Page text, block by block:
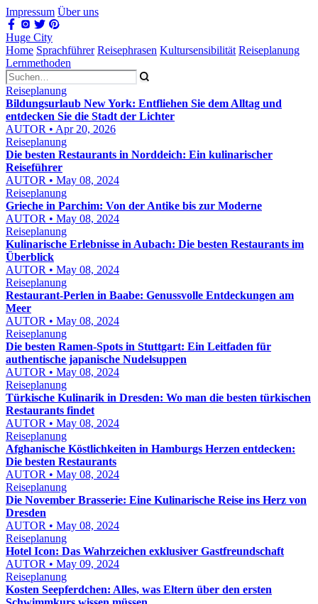
Impressum Über uns
Huge City
Home Sprachführer Reisephrasen Kultursensibilität Reiseplanung
Lernmethoden
Reiseplanung
Bildungsurlaub New York: Entfliehen Sie dem Alltag und
entdecken Sie die Stadt der Lichter
AUTOR • Apr 20, 2026
Reiseplanung
Die besten Restaurants in Norddeich: Ein kulinarischer
Reiseführer
AUTOR • May 08, 2024
Reiseplanung
Grieche in Parchim: Von der Antike bis zur Moderne
AUTOR • May 08, 2024
Reiseplanung
Kulinarische Erlebnisse in Aubach: Die besten Restaurants im
Überblick
AUTOR • May 08, 2024
Reiseplanung
Restaurant-Perlen in Baabe: Genussvolle Entdeckungen am
Meer
AUTOR • May 08, 2024
Reiseplanung
Die besten Ramen-Spots in Stuttgart: Ein Leitfaden für
authentische japanische Nudelsuppen
AUTOR • May 08, 2024
Reiseplanung
Türkische Kulinarik in Dresden: Wo man die besten türkischen
Restaurants findet
AUTOR • May 08, 2024
Reiseplanung
Afghanische Köstlichkeiten in Hamburgs Herzen entdecken:
Die besten Restaurants
AUTOR • May 08, 2024
Reiseplanung
Die November Brasserie: Eine Kulinarische Reise ins Herz von
Dresden
AUTOR • May 08, 2024
Reiseplanung
Hotel Icon: Das Wahrzeichen exklusiver Gastfreundschaft
AUTOR • May 09, 2024
Reiseplanung
Kosten Seepferdchen: Alles, was Eltern über den ersten